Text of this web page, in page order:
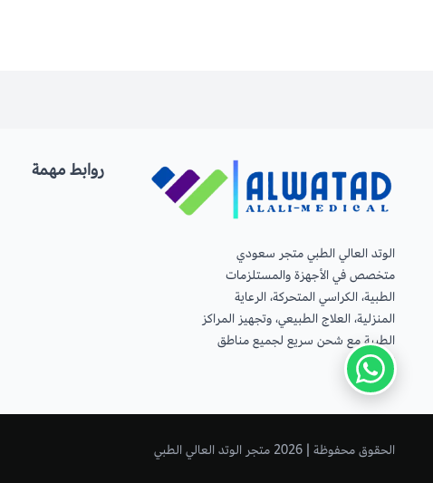
الوتد العالي الطبي متجر سعودي
متخصص في الأجهزة والمستلزمات
الطبية، الكراسي المتحركة، الرعاية
المنزلية، العلاج الطبيعي، وتجهيز المراكز
الطبية مع شحن سريع لجميع مناطق
المملكة.
روابط مهمة
الحقوق محفوظة | 2026 متجر الوتد العالي الطبي